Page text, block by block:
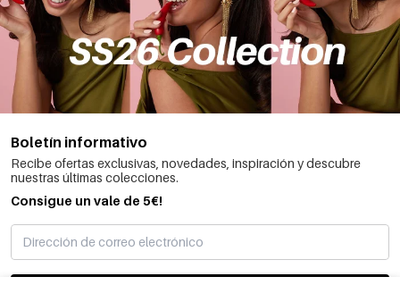
Boletín informativo
Recibe ofertas exclusivas, novedades, inspiración y descubre
nuestras últimas colecciones.
Consigue un vale de 5€!